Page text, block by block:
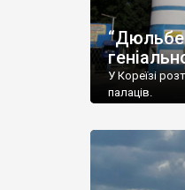
У Кореїзі
палаців.